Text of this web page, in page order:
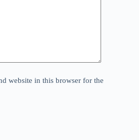
website in this browser for the